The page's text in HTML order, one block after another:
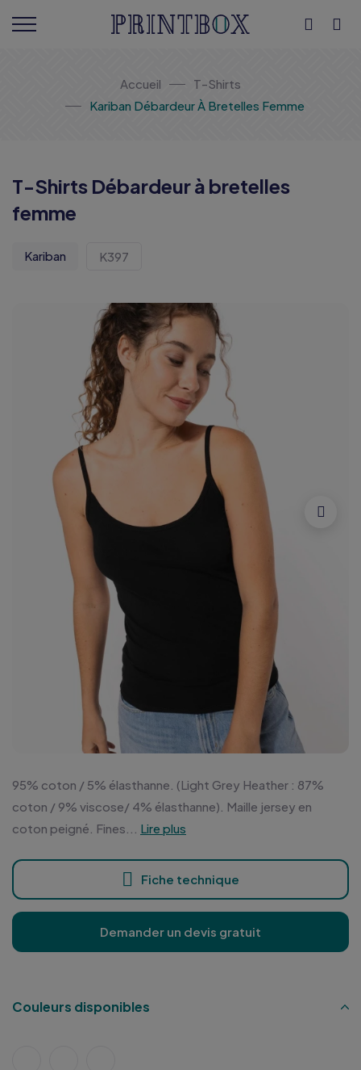
Accueil
T-Shirts
Kariban Débardeur À Bretelles Femme
T-Shirts Débardeur à bretelles
femme
Kariban K397
95% coton / 5% élasthanne. (Light Grey Heather : 87%
coton / 9% viscose/ 4% élasthanne). Maille jersey en
coton peigné. Fines...
Lire plus
Fiche technique
Demander un devis gratuit
Couleurs disponibles